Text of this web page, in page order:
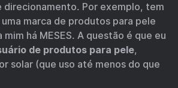
direcionamento. Por exemplo, tem
marca de produtos para pele
mim há MESES. A questão é que eu
de produtos para pele,
solar (que uso até menos do que